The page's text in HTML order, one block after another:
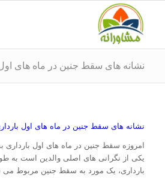
نشانه های سقط جنین در ماه های اول
نشانه های سقط جنین در ماه های اول
امروزه سقط جنین در ماه های اول بارداری
یکی از نگرانی های اصلی والدین است به
بارداری، یک مورد به سقط جنین مربوط می